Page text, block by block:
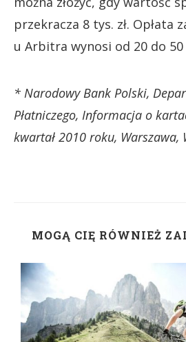
przekracza 8 tys. zł. Opłata
u Arbitra wynosi od 20 do 50
* Narodowy Bank Polski,
Płatniczego, Informacja o
kwartał 2010 roku, Warszawa,
MOGĄ CIĘ RÓWNIEŻ